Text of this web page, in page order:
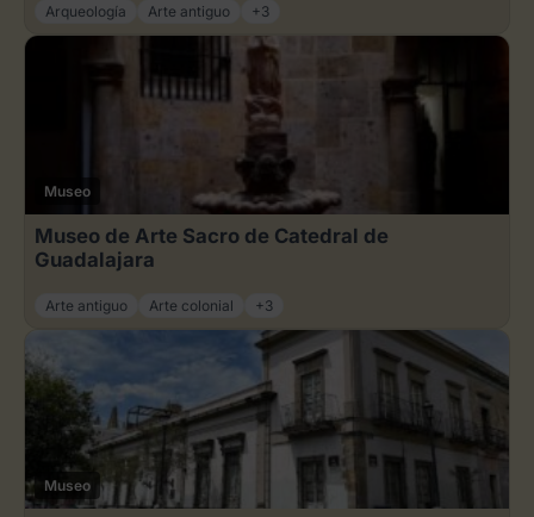
Arqueología Arte antiguo +3
Museo
Museo de Arte Sacro de Catedral de
Guadalajara
Arte antiguo Arte colonial +3
Museo